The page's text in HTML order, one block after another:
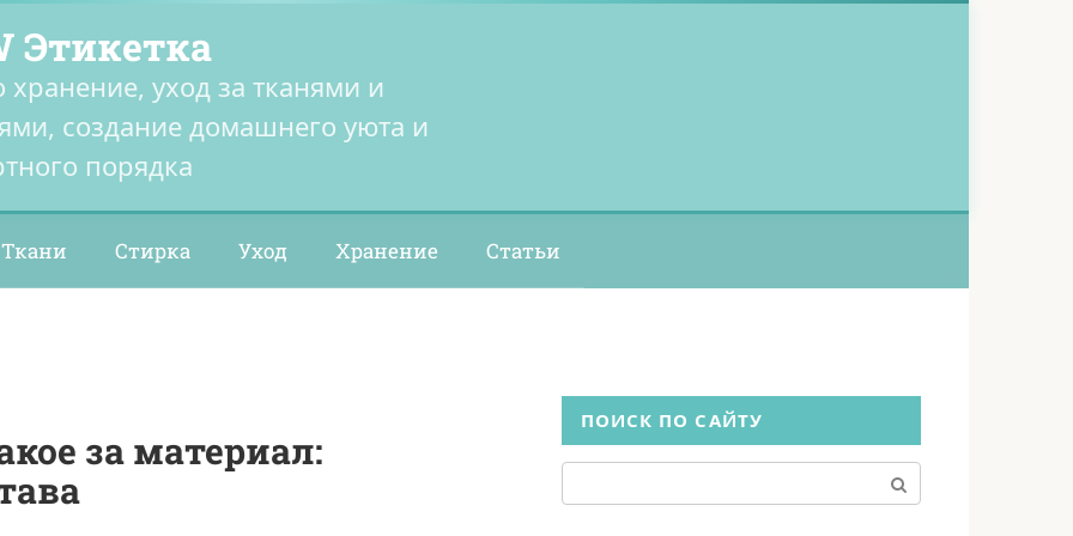
Этикетка
хранение, уход за тканями и
создание домашнего уюта и
порядка
Ткани Стирка Уход Хранение Статьи
за материал:
ПОИСК ПО САЙТУ